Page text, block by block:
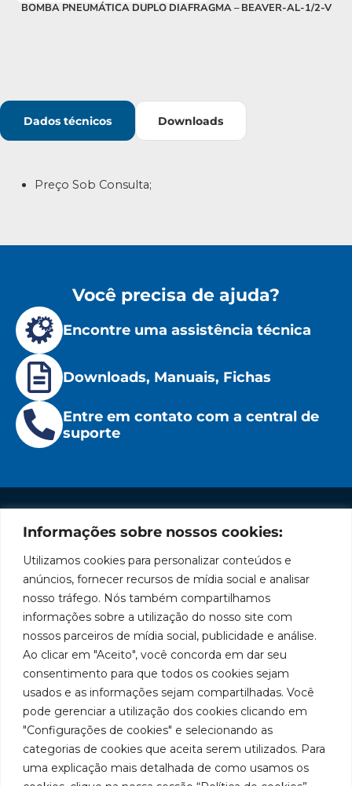
Informações sobre nossos cookies:
Utilizamos cookies para personalizar conteúdos e
anúncios, fornecer recursos de mídia social e analisar
nosso tráfego. Nós também compartilhamos
informações sobre a utilização do nosso site com
nossos parceiros de mídia social, publicidade e análise.
Ao clicar em "Aceito", você concorda em dar seu
consentimento para que todos os cookies sejam
usados e as informações sejam compartilhadas. Você
pode gerenciar a utilização dos cookies clicando em
"Configurações de cookies" e selecionando as
categorias de cookies que aceita serem utilizados. Para
uma explicação mais detalhada de como usamos os
BOMBA PNEUMÁTICA DUPLO DIAFRAGMA – BEAVER-AL-1/2-V
Dados técnicos Downloads
Preço Sob Consulta;
Você precisa de ajuda?
Encontre uma assistência técnica
Downloads, Manuais, Fichas
Entre em contato com a central de
suporte
Marca
líder
em
fabricação
de
equipamentos
para
lubrificação
e
abastecimento
Políticas
Privacidade
Políticas
de
Cookies
Institucional
A Bozza
Produtos
Soluções
Assistências
Técnicas
Seja um
representante
Trabalhe
Conosco
Localização
Rua
Tiradentes,
931 – Anexo
Franchini,
50/96
Bairro: Santa
Terezinha
São Bernardo
Fale
Conosco
SAC: 0800
019 5050
Redes
Facebook
LinkedIn
Instagram